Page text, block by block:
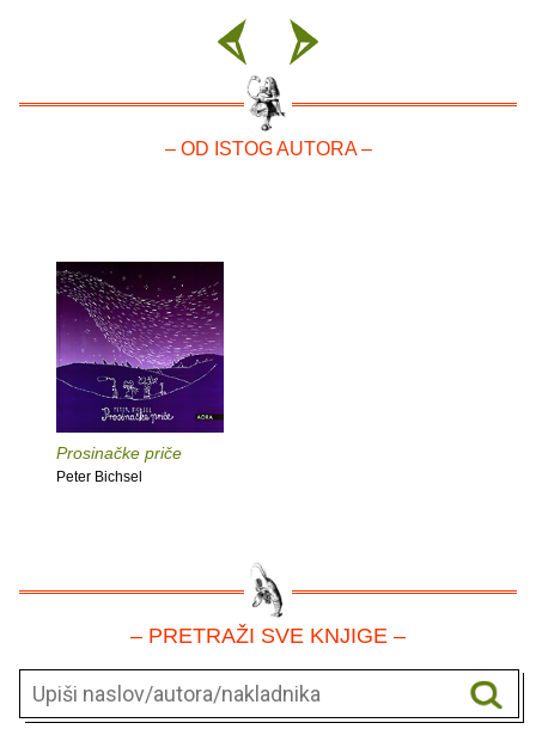
– OD ISTOG AUTORA –
Prosinačke priče
Peter Bichsel
– PRETRAŽI SVE KNJIGE –